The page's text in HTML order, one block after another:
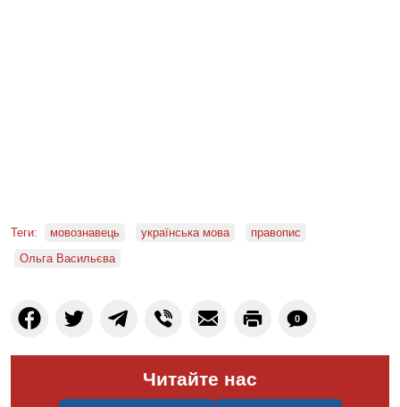
Теги: мовознавець українська мова
правопис
Ольга Васильєва
0
Читайте нас